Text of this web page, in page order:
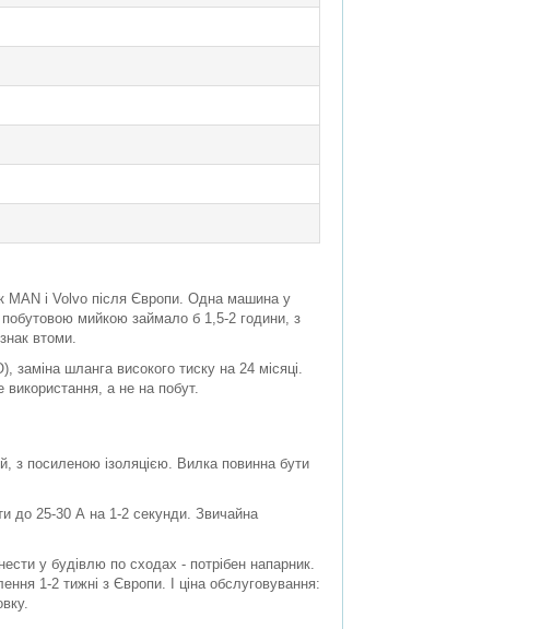
MAN і Volvo після Європи. Одна машина у
мийкою займало б 1,5-2 години, з
втоми.
заміна шланга високого тиску на 24 місяці.
а не на побут.
посиленою ізоляцією. Вилка повинна бути
до 25-30 А на 1-2 секунди. Звичайна
у будівлю по сходах - потрібен напарник.
1-2 тижні з Європи. І ціна обслуговування: